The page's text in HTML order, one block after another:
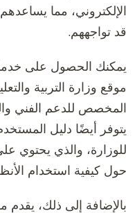
الإلكتروني، مما
قد تواجههم.
يمكنك الحصول على
موقع وزارة التربية
المخصص للدعم الفني
يتوفر أيضًا دليل
للوزارة، والذي يحتوي
حول كيفية استخدام
بالإضافة إلى ذلك، يقدم